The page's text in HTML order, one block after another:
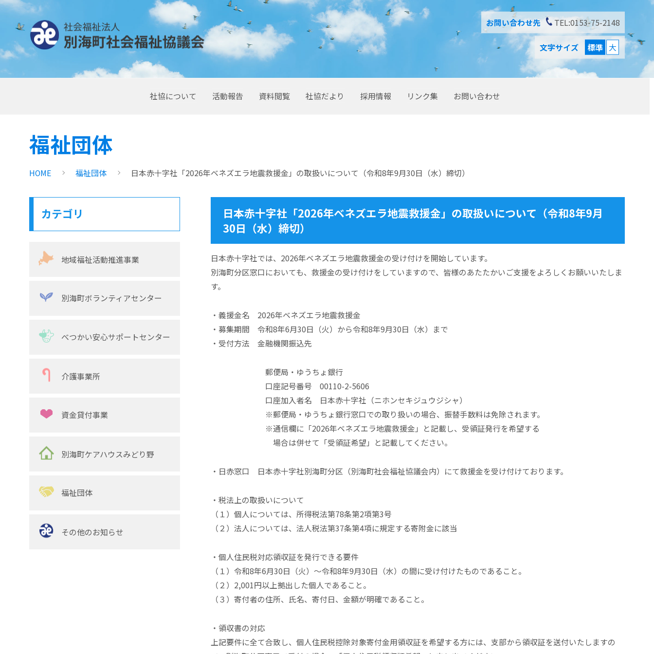
社協について 活動報告 資料閲覧 社協だより 採用情報 リンク集 お問い合わせ
お問い合わせ先 TEL:0153-75-2148
文字サイズ 標準 大
福祉団体
HOME 福祉団体 日本赤十字社「2026年ベネズエラ地震救援金」の取扱いについて（令和8年9月30日（水）締切）
日本赤十字社「2026年ベネズエラ地震救援金」の取扱いについて（令和8年9月
30日（水）締切）
日本赤十字社では、2026年ベネズエラ地震救援金の受け付けを開始しています。
別海町分区窓口においても、救援金の受け付けをしていますので、皆様のあたたかいご支援をよろしくお願いいたしま
す。
・義援金名 2026年ベネズエラ地震救援金
・募集期間 令和8年6月30日（火）から令和8年9月30日（水）まで
・受付方法 金融機関振込先
郵便局・ゆうちょ銀行
口座記号番号 00110-2-5606
口座加入者名 日本赤十字社（ニホンセキジュウジシャ）
※郵便局・ゆうちょ銀行窓口での取り扱いの場合、振替手数料は免除されます。
※通信欄に「2026年ベネズエラ地震救援金」と記載し、受領証発行を希望する
場合は併せて「受領証希望」と記載してください。
・日赤窓口 日本赤十字社別海町分区（別海町社会福祉協議会内）にて救援金を受け付けております。
・税法上の取扱いについて
（１）個人については、所得税法第78条第2項第3号
（２）法人については、法人税法第37条第4項に規定する寄附金に該当
・個人住民税対応領収証を発行できる要件
（１）令和8年6月30日（火）～令和8年9月30日（水）の間に受け付けたものであること。
（２）2,001円以上拠出した個人であること。
（３）寄付者の住所、氏名、寄付日、金額が明確であること。
・領収書の対応
上記要件に全て合致し、個人住民税控除対象寄付金用領収証を希望する方には、支部から領収証を送付いたしますの
カテゴリ
地域福祉活動推進事業
別海町ボランティアセンター
べつかい安心サポートセンター
介護事業所
資金貸付事業
別海町ケアハウスみどり野
福祉団体
その他のお知らせ